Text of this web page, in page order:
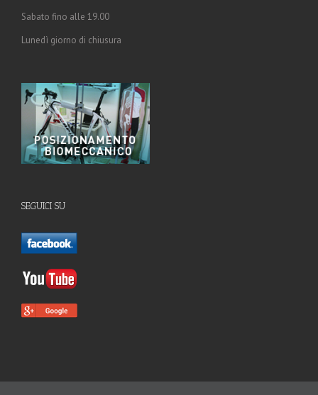
Sabato fino alle 19.00
Lunedì giorno di chiusura
SEGUICI SU